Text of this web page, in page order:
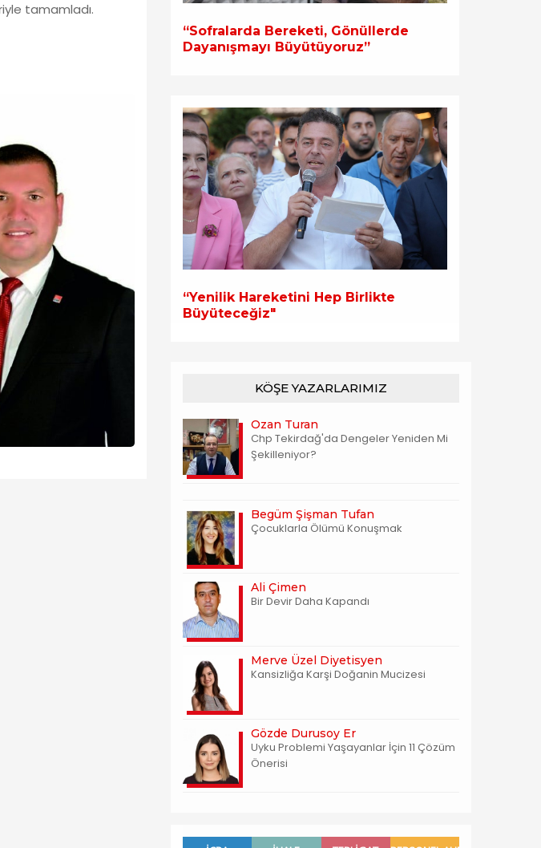
tamamladı.
“Sofralarda Bereketi, Gönüllerde
Dayanışmayı Büyütüyoruz”
“Yenilik Hareketini Hep Birlikte
Büyüteceğiz"
KÖŞE YAZARLARIMIZ
Ozan Turan
Chp Tekirdağ'da Dengeler Yeniden Mi
Şekilleniyor?
Begüm Şişman Tufan
Çocuklarla Ölümü Konuşmak
Ali Çimen
Bir Devir Daha Kapandı
Merve Üzel Diyetisyen
Kansizliğa Karşi Doğanin Mucizesi
Gözde Durusoy Er
Uyku Problemi Yaşayanlar İçin 11 Çözüm
Önerisi